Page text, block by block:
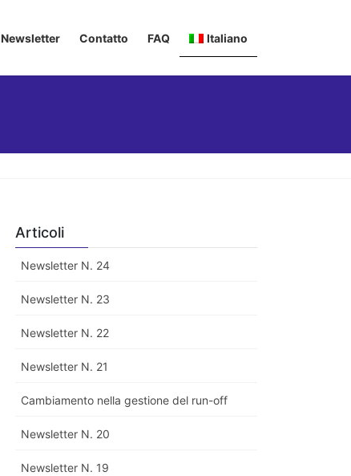
Newsletter Contatto FAQ Italiano
Deutsch
Articoli
Newsletter N. 24
Newsletter N. 23
Newsletter N. 22
Newsletter N. 21
Cambiamento nella gestione del run-off
Newsletter N. 20
Newsletter N. 19